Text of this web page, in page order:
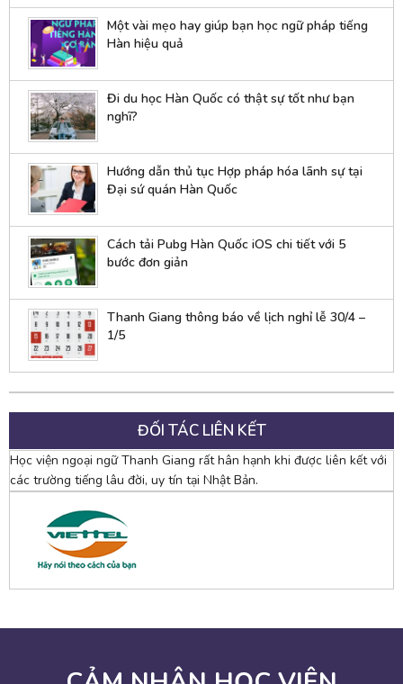
Một vài mẹo hay giúp bạn học ngữ pháp tiếng
Hàn hiệu quả
Đi du học Hàn Quốc có thật sự tốt như bạn
nghĩ?
Hướng dẫn thủ tục Hợp pháp hóa lãnh sự tại
Đại sứ quán Hàn Quốc
Cách tải Pubg Hàn Quốc iOS chi tiết với 5
bước đơn giản
Thanh Giang thông báo về lịch nghỉ lễ 30/4 –
1/5
ĐỐI TÁC LIÊN KẾT
Học viện ngoại ngữ Thanh Giang rất hân hạnh khi được liên kết với
các trường tiếng lâu đời, uy tín tại Nhật Bản.